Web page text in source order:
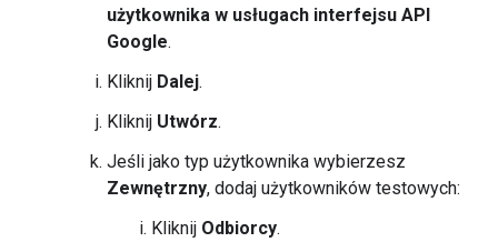
użytkownika w usługach interfejsu API
Google.
Kliknij Dalej.
Kliknij Utwórz.
Jeśli jako typ użytkownika wybierzesz
Zewnętrzny, dodaj użytkowników testowych:
Kliknij Odbiorcy.